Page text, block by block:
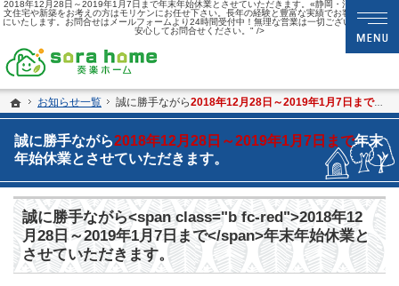
2018年12月28日～2019年1月7日まで年末年始休業とさせていただきます。«静岡・沼津市市で注
文住宅や新築をお考えの方はモリケンにお任せ下さい。長年の経験と豊富な実績でお客様の夢を形
にいたします。お問合せはメールフォームより24時間受付中！無理な営業は一切ございませんので
安心してお問合せください。" />
ホーム
お知らせ一覧 誠に勝手ながら2018年12月28日～2019年1月7日まで年末
誠に勝手ながら2018年12月28日～2019年1月7日まで年末
年始休業とさせていただきます。
静岡・沼津市の新築・注文住宅・新築戸建てなら夢を現実にする工務店のsora
sora home 奏楽ホーム‐静岡・沼津市の新築・注文住宅・新築戸建てなら工務店の
誠に勝手ながら<span class="b fc-red">2018年12
月28日～2019年1月7日まで</span>年末年始休業と
させていただきます。